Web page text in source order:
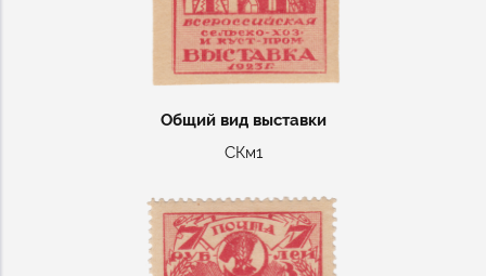
Общий вид выставки
СКм1